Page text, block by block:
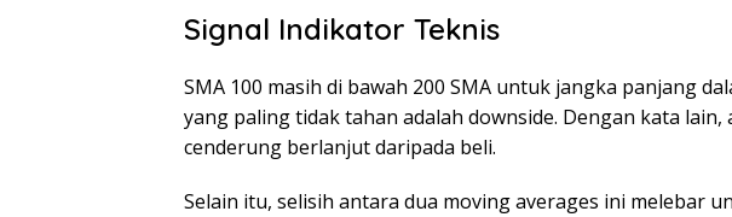
Signal Indikator Teknis
SMA 100 masih di bawah 200 SMA untuk jangka panjang
yang paling tidak tahan adalah downside. Dengan kata lain,
cenderung berlanjut daripada beli.
Selain itu, selisih antara dua moving averages ini melebar